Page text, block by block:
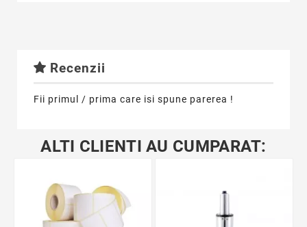
Recenzii
Fii primul / prima care isi spune parerea !
ALTI CLIENTI AU CUMPARAT: